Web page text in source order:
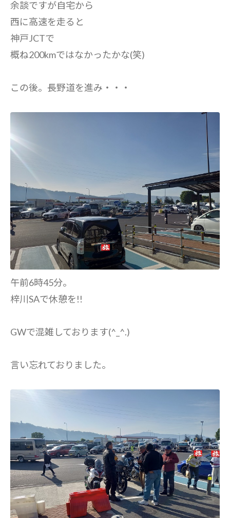
余談ですが自宅から
西に高速を走ると
神戸JCTで
概ね200kmではなかったかな(笑)
この後。長野道を進み・・・
午前6時45分。
梓川SAで休憩を!!
GWで混雑しております(^_^.)
言い忘れておりました。